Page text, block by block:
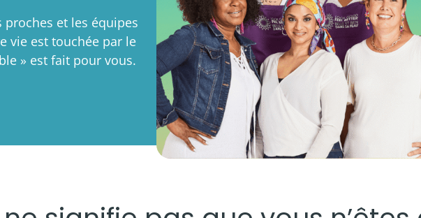
et les équipes
vie est touchée par le
» est fait pour vous.